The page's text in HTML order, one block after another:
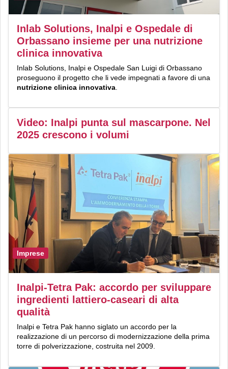
Inlab Solutions, Inalpi e Ospedale di
Orbassano insieme per una nutrizione
clinica innovativa
Inlab Solutions, Inalpi e Ospedale San Luigi di Orbassano
proseguono il progetto che li vede impegnati a favore di una
nutrizione clinica innovativa.
Video: Inalpi punta sul mascarpone. Nel
2025 crescono i volumi
Imprese
Inalpi-Tetra Pak: accordo per sviluppare
ingredienti lattiero-caseari di alta
qualità
Inalpi e Tetra Pak hanno siglato un accordo per la
realizzazione di un percorso di modernizzazione della prima
torre di polverizzazione, costruita nel 2009.